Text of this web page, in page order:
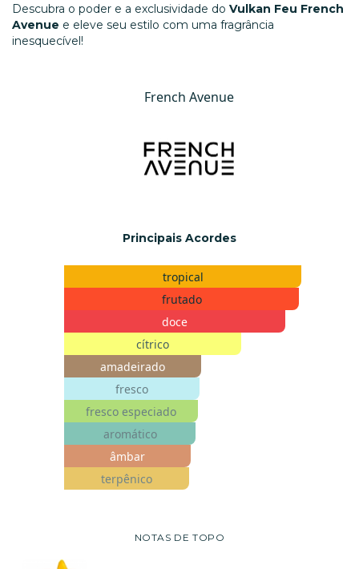
Descubra o poder e a exclusividade do Vulkan Feu French
Avenue e eleve seu estilo com uma fragrância
inesquecível!
French Avenue
Principais Acordes
tropical
frutado
doce
cítrico
amadeirado
fresco
fresco especiado
aromático
âmbar
terpênico
NOTAS DE TOPO